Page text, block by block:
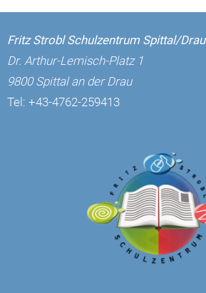
Fritz Strobl Schulzentrum Spittal/Drau
Dr. Arthur-Lemisch-Platz 1
9800 Spittal an der Drau
Tel: +43-4762-259413